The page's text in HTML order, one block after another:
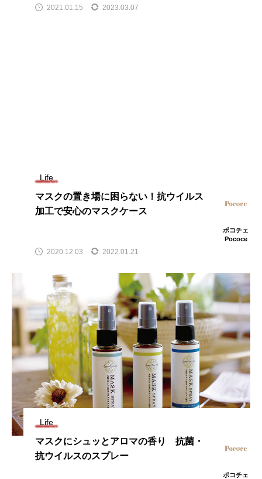
2021.01.15 2023.03.07
Life
マスクの置き場に困らない！抗ウイルス
加工で安心のマスクケース
ポコチェ
Pococe
2020.12.03 2022.01.21
Life
マスクにシュッとアロマの香り 抗菌・
抗ウイルスのスプレー
ポコチェ